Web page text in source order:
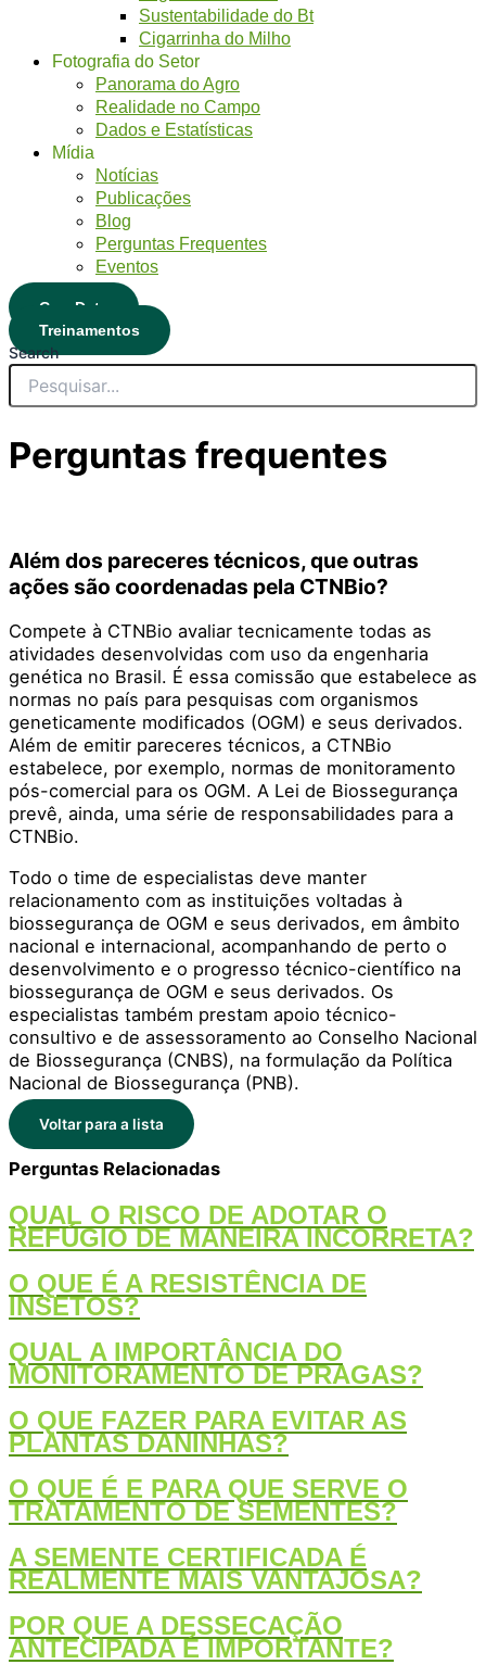
Sustentabilidade do Bt
Cigarrinha do Milho
Fotografia do Setor
Panorama do Agro
Realidade no Campo
Dados e Estatísticas
Mídia
Notícias
Publicações
Blog
Perguntas Frequentes
Eventos
CropData
Treinamentos
Search
Perguntas frequentes
Além dos pareceres técnicos, que outras
ações são coordenadas pela CTNBio?
Compete à CTNBio avaliar tecnicamente todas as
atividades desenvolvidas com uso da engenharia
genética no Brasil. É essa comissão que estabelece as
normas no país para pesquisas com organismos
geneticamente modificados (OGM) e seus derivados.
Além de emitir pareceres técnicos, a CTNBio
estabelece, por exemplo, normas de monitoramento
pós-comercial para os OGM. A Lei de Biossegurança
prevê, ainda, uma série de responsabilidades para a
CTNBio.
Todo o time de especialistas deve manter
relacionamento com as instituições voltadas à
biossegurança de OGM e seus derivados, em âmbito
nacional e internacional, acompanhando de perto o
desenvolvimento e o progresso técnico-científico na
biossegurança de OGM e seus derivados. Os
especialistas também prestam apoio técnico-
consultivo e de assessoramento ao Conselho Nacional
de Biossegurança (CNBS), na formulação da Política
Nacional de Biossegurança (PNB).
Voltar para a lista
Perguntas Relacionadas
QUAL O RISCO DE ADOTAR O
REFÚGIO DE MANEIRA INCORRETA?
O QUE É A RESISTÊNCIA DE
INSETOS?
QUAL A IMPORTÂNCIA DO
MONITORAMENTO DE PRAGAS?
O QUE FAZER PARA EVITAR AS
PLANTAS DANINHAS?
O QUE É E PARA QUE SERVE O
TRATAMENTO DE SEMENTES?
A SEMENTE CERTIFICADA É
REALMENTE MAIS VANTAJOSA?
POR QUE A DESSECAÇÃO
ANTECIPADA É IMPORTANTE?